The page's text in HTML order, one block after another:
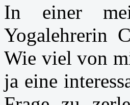
In einer
Yogalehrerin
Wie viel von
ja eine